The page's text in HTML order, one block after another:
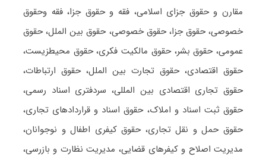
مقارن و حقوق جزای اسلامی، فقه و حقوق جزا، فقه وحقوق
خصوصی، حقوق جزا، حقوق خصوصی، حقوق بین الملل، حقوق
عمومی، حقوق بشر، حقوق مالکیت فکری، حقوق محیطزیست،
حقوق اقتصادی، حقوق تجارت بین الملل، حقوق ارتباطات،
حقوق تجاری اقتصادی بین المللی، سردفتری اسناد رسمی،
حقوق ثبت اسناد و املاک، حقوق اسناد و قراردادهای تجاری،
حقوق حمل و نقل تجاری، حقوق کیفری اطفال و نوجوانان،
مدیریت اصلاح و کیفرهای قضایی، مدیریت نظارت و بازرسی،